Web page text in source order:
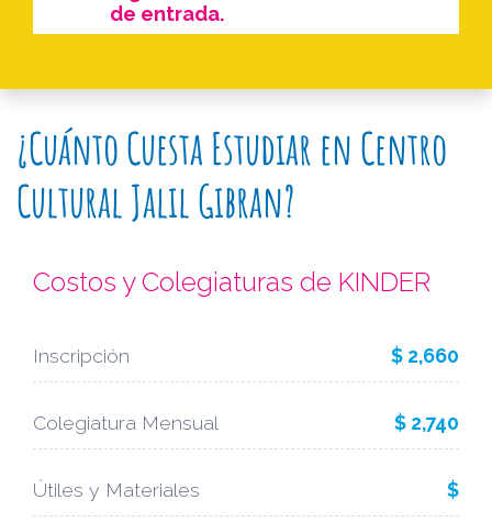
de entrada.
¿Cuánto Cuesta Estudiar en Centro
Cultural Jalil Gibran?
Costos y Colegiaturas de KINDER
Inscripción $ 2,660
Colegiatura Mensual $ 2,740
Útiles y Materiales $